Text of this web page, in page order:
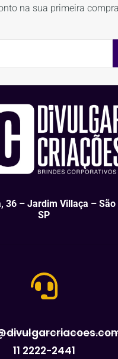
na sua primeira
36 – Jardim Villaça – São
SP
11 2222-2441